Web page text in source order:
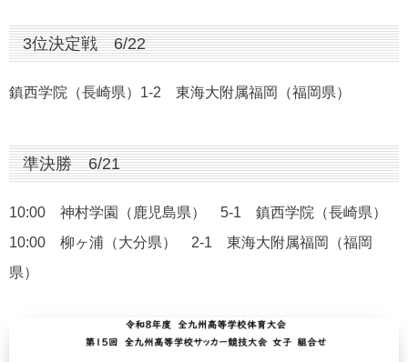
3位決定戦 6/22
鎮西学院（長崎県）1-2 東海大附属福岡（福岡県）
準決勝 6/21
10:00 神村学園（鹿児島県） 5-1 鎮西学院（長崎県）
10:00 柳ヶ浦（大分県） 2-1 東海大附属福岡（福岡
県）